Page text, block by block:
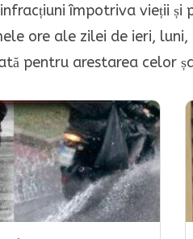
împotriva vieții
ore ale zilei de ieri,
pentru arestarea celor